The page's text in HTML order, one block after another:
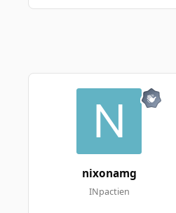
nixonamg
INpactien